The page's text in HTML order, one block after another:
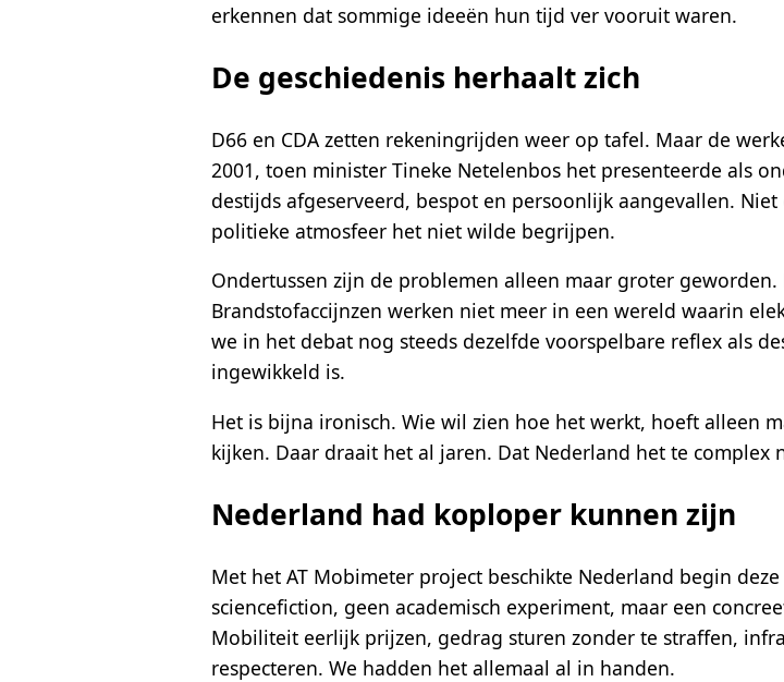
erkennen dat sommige ideeën hun tijd ver vooruit waren.
De geschiedenis herhaalt zich
D66 en CDA zetten rekeningrijden weer op tafel. Maar de
2001, toen minister Tineke Netelenbos het presenteerde als
destijds afgeserveerd, bespot en persoonlijk aangevallen.
politieke atmosfeer het niet wilde begrijpen.
Ondertussen zijn de problemen alleen maar groter
Brandstofaccijnzen werken niet meer in een wereld waarin
we in het debat nog steeds dezelfde voorspelbare reflex als
ingewikkeld is.
Het is bijna ironisch. Wie wil zien hoe het werkt, hoeft alleen
kijken. Daar draait het al jaren. Dat Nederland het te complex
Nederland had koploper kunnen zijn
Met het AT Mobimeter project beschikte Nederland begin
sciencefiction, geen academisch experiment, maar een
Mobiliteit eerlijk prijzen, gedrag sturen zonder te straffen,
respecteren. We hadden het allemaal al in handen.